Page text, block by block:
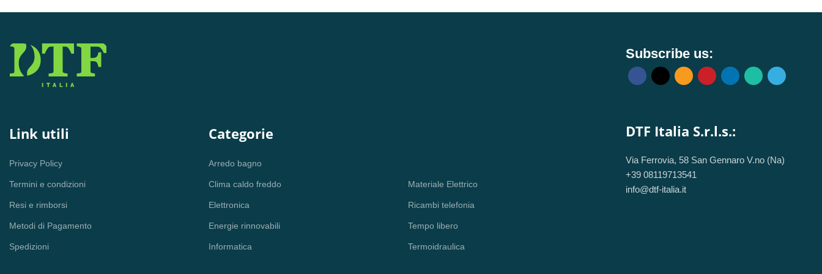
X541N X541NA X541S X541U
Link utili
Privacy Policy
Termini e condizioni
Resi e rimborsi
Metodi di Pagamento
Spedizioni
Categorie
Arredo bagno
Clima caldo freddo
Elettronica
Energie rinnovabili
Informatica
Materiale Elettrico
Ricambi telefonia
Tempo libero
Termoidraulica
Subscribe us:
DTF Italia S.r.l.s.:
Via Ferrovia, 58 San Gennaro V.no (Na)
+39 08119713541
info@dtf-italia.it